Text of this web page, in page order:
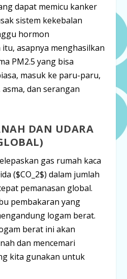
dapat memicu kanker
sistem kekebalan
hormon
asapnya menghasilkan
PM2.5 yang bisa
masuk ke paru-paru,
dan serangan
DAN UDARA
gas rumah kaca
($CO_2$) dalam jumlah
pemanasan global.
pembakaran yang
logam berat.
berat ini akan
dan mencemari
kita gunakan untuk